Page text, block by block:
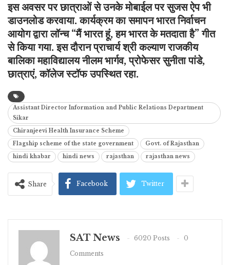
इस अवसर पर छात्राओं से उनके मोबाईल पर सुजस ऐप भी
डाउनलोड करवाया. कार्यक्रम का समापन भारत निर्वाचन
आयोग द्वारा लॉन्च “मैं भारत हूं, हम भारत के मतदाता है” गीत
से किया गया. इस दौरान प्राचार्य श्री कल्याण राजकीय
बालिका महाविद्यालय नीलम भार्गव, प्रोफेसर सुनीता पांडे,
छात्राएं, कॉलेज स्टॉफ उपस्थित रहा.
Assistant Director Information and Public Relations Department
Sikar
Chiranjeevi Health Insurance Scheme
Flagship scheme of the state government
Govt. of Rajasthan
hindi khabar
hindi news rajasthan rajasthan news
Share Facebook Twitter
SAT News 6020 Posts
0
Comments